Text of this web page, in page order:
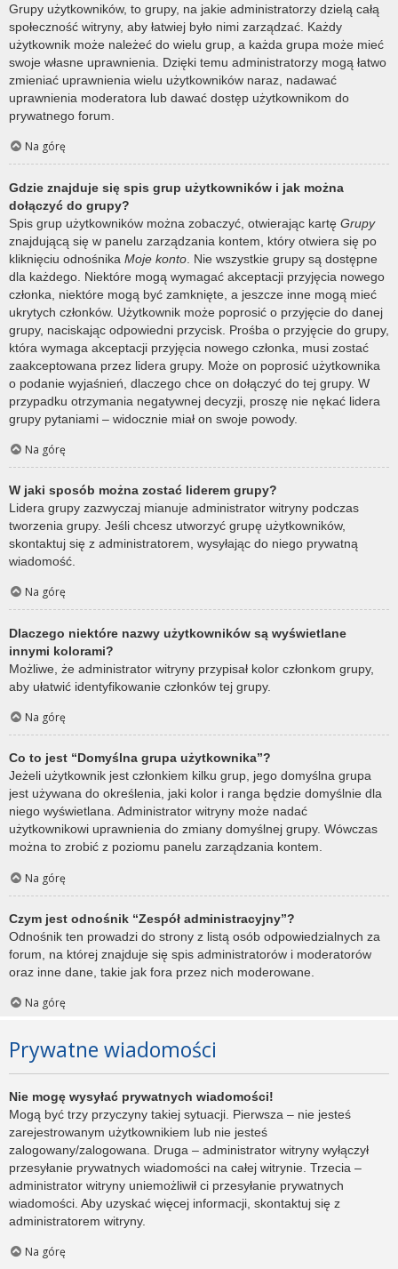
Grupy użytkowników, to grupy, na jakie administratorzy dzielą całą
społeczność witryny, aby łatwiej było nimi zarządzać. Każdy
użytkownik może należeć do wielu grup, a każda grupa może mieć
swoje własne uprawnienia. Dzięki temu administratorzy mogą łatwo
zmieniać uprawnienia wielu użytkowników naraz, nadawać
uprawnienia moderatora lub dawać dostęp użytkownikom do
prywatnego forum.
Na górę
Gdzie znajduje się spis grup użytkowników i jak można
dołączyć do grupy?
Spis grup użytkowników można zobaczyć, otwierając kartę Grupy
znajdującą się w panelu zarządzania kontem, który otwiera się po
kliknięciu odnośnika Moje konto . Nie wszystkie grupy są dostępne
dla każdego. Niektóre mogą wymagać akceptacji przyjęcia nowego
członka, niektóre mogą być zamknięte, a jeszcze inne mogą mieć
ukrytych członków. Użytkownik może poprosić o przyjęcie do danej
grupy, naciskając odpowiedni przycisk. Prośba o przyjęcie do grupy,
która wymaga akceptacji przyjęcia nowego członka, musi zostać
zaakceptowana przez lidera grupy. Może on poprosić użytkownika
o podanie wyjaśnień, dlaczego chce on dołączyć do tej grupy. W
przypadku otrzymania negatywnej decyzji, proszę nie nękać lidera
grupy pytaniami – widocznie miał on swoje powody.
Na górę
W jaki sposób można zostać liderem grupy?
Lidera grupy zazwyczaj mianuje administrator witryny podczas
tworzenia grupy. Jeśli chcesz utworzyć grupę użytkowników,
skontaktuj się z administratorem, wysyłając do niego prywatną
wiadomość.
Na górę
Dlaczego niektóre nazwy użytkowników są wyświetlane
innymi kolorami?
Możliwe, że administrator witryny przypisał kolor członkom grupy,
aby ułatwić identyfikowanie członków tej grupy.
Na górę
Co to jest “Domyślna grupa użytkownika”?
Jeżeli użytkownik jest członkiem kilku grup, jego domyślna grupa
jest używana do określenia, jaki kolor i ranga będzie domyślnie dla
niego wyświetlana. Administrator witryny może nadać
użytkownikowi uprawnienia do zmiany domyślnej grupy. Wówczas
można to zrobić z poziomu panelu zarządzania kontem.
Na górę
Czym jest odnośnik “Zespół administracyjny”?
Odnośnik ten prowadzi do strony z listą osób odpowiedzialnych za
forum, na której znajduje się spis administratorów i moderatorów
oraz inne dane, takie jak fora przez nich moderowane.
Na górę
Prywatne wiadomości
Nie mogę wysyłać prywatnych wiadomości!
Mogą być trzy przyczyny takiej sytuacji. Pierwsza – nie jesteś
zarejestrowanym użytkownikiem lub nie jesteś
zalogowany/zalogowana. Druga – administrator witryny wyłączył
przesyłanie prywatnych wiadomości na całej witrynie. Trzecia –
administrator witryny uniemożliwił ci przesyłanie prywatnych
wiadomości. Aby uzyskać więcej informacji, skontaktuj się z
administratorem witryny.
Na górę